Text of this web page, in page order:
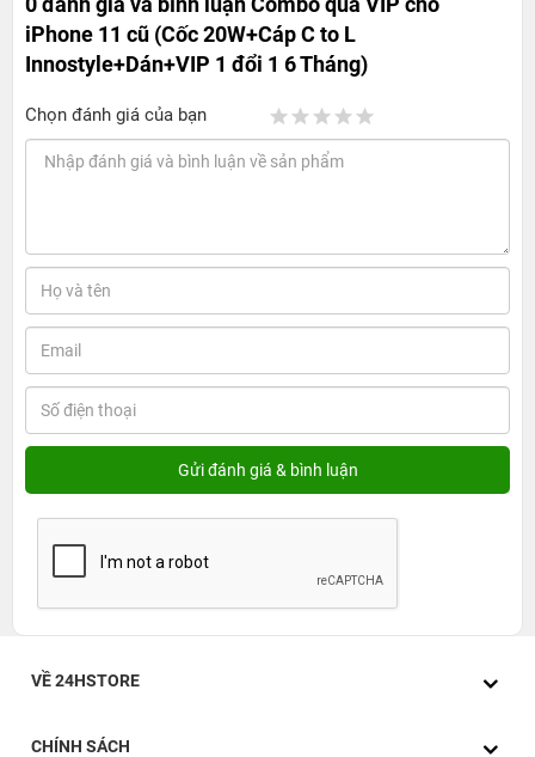
iPhone 11 cũ (Cốc 20W+Cáp C to L
Innostyle+Dán+VIP 1 đổi 1 6 Tháng)
Chọn đánh giá của bạn
VỀ 24HSTORE
CHÍNH SÁCH